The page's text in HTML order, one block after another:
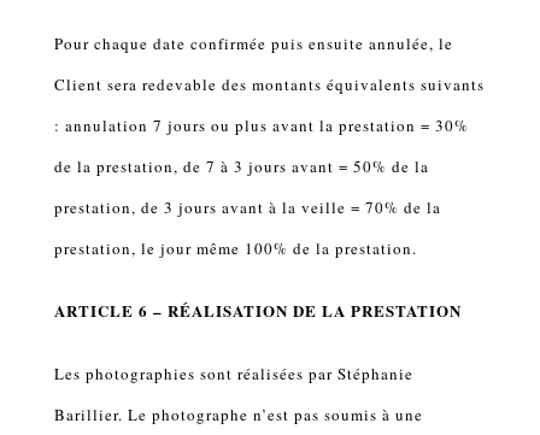
Pour chaque date confirmée puis ensuite annulée, le
Client sera redevable des montants équivalents suivants
: annulation 7 jours ou plus avant la prestation = 30%
de la prestation, de 7 à 3 jours avant = 50% de la
prestation, de 3 jours avant à la veille = 70% de la
prestation, le jour même 100% de la prestation.
ARTICLE 6 – RÉALISATION DE LA PRESTATION
Les photographies sont réalisées par Stéphanie
Barillier. Le photographe n’est pas soumis à une